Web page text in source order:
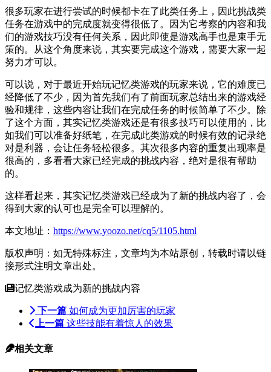
很多玩家在进行尝试的时候都卡在了此类任务上，因此挑战类
任务在游戏中的完成度就变得很低了。因为它考察的内容和我
们的游戏技巧没有任何关系，因此即使是游戏高手也是束手无
策的。从这个角度来说，其实要完成这个游戏，需要大家一起
努力才可以。
可以说，对于最近开始玩记忆类游戏的玩家来说，它的难度已
经降低了不少，因为首先我们有了前面玩家总结出来的游戏经
验和规律，这些内容让我们在完成任务的时候简单了不少。除
了这个方面，其实记忆类游戏还是有很多技巧可以使用的，比
如我们可以准备好纸笔，在完成此类游戏的时候有效的记录绝
对是利器，会让任务轻松很多。其次很多内容的重复出现率是
很高的，多看看大家已经完成的挑战内容，绝对是很有帮助
的。
这样看起来，其实记忆类游戏已经成为了新的挑战内容了，会
得到大家的认可也是完全可以理解的。
本文地址： https://www.yoozo.net/cq5/1105.html
版权声明：如无特殊标注，文章均为本站原创，转载时请以链
接形式注明文章出处。
记忆类游戏成为新的挑战内容
下一篇 如何成为更加厉害的玩家
上一篇 这些技能有着惊人的效果
相关文章